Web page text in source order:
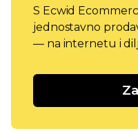
S Ecwid
jednostavno
— na internetu i